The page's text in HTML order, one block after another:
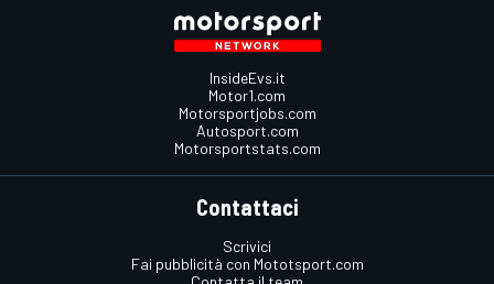
InsideEvs.it
Motor1.com
Motorsportjobs.com
Autosport.com
Motorsportstats.com
Contattaci
Scrivici
Fai pubblicità con Mototsport.com